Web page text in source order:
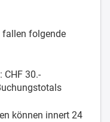
fallen folgende
: CHF 30.-
können innert 24